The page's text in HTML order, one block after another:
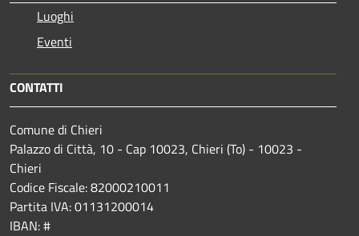
Luoghi
Eventi
CONTATTI
Comune di Chieri
Palazzo di Città, 10 - Cap 10023, Chieri (To) - 10023 -
Chieri
Codice Fiscale: 82000210011
Partita IVA: 01131200014
IBAN: #